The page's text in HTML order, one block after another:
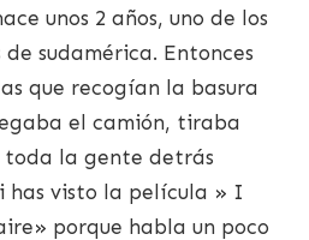
unos 2 años, uno de los
sudamérica. Entonces
que recogían la basura
el camión, tiraba
la gente detrás
has visto la película » I
porque habla un poco